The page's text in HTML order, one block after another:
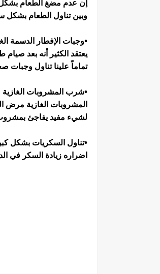
إن عدم مضغ الطعام بشكل
وبين تناول الطعام بشكل
•وجبات الإفطار الدسمة
يعتقد الكثير أنه بعد
تماماً علينا تناول وجبات
•شرب المشروبات الغازية
المشروبات الغازية
لشيء مفيد يفاجئ
•تناول السكريات بشكل
اضراره زيادة السكر في